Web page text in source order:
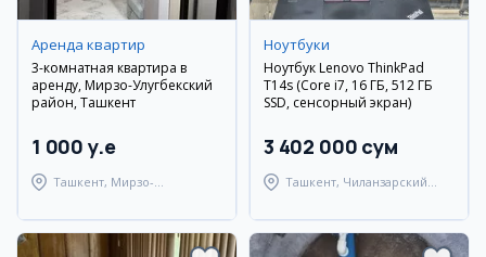
Аренда квартир
3-комнатная квартира в
аренду, Мирзо-Улугбекский
район, Ташкент
1 000 y.e
Ташкент, Мирзо-
Ноутбуки
Ноутбук Lenovo ThinkPad
T14s (Core i7, 16 ГБ, 512 ГБ
SSD, сенсорный экран)
3 402 000 сум
Ташкент, Чиланзарский